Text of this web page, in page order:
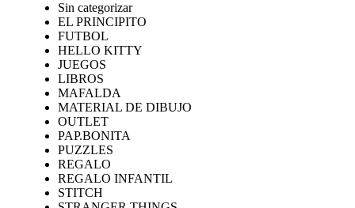
Sin categorizar
EL PRINCIPITO
FUTBOL
HELLO KITTY
JUEGOS
LIBROS
MAFALDA
MATERIAL DE DIBUJO
OUTLET
PAP.BONITA
PUZZLES
REGALO
REGALO INFANTIL
STITCH